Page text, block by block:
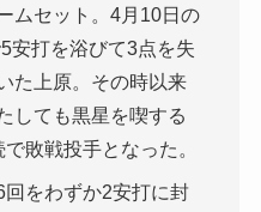
ムセット。4月10日の
安打を浴びて3点を失
た上原。その時以来
しても黒星を喫する
敗戦投手となった。
をわずか2安打に封